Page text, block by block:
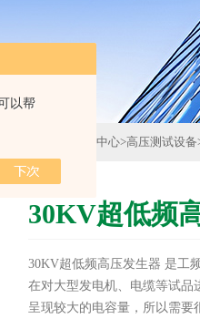
以帮
产品中心>高压测试设备
30KV超低频
30KV超低频高压发生器 是工
在对大型发电机、电缆等试品
呈现较大的电容量，所以需要